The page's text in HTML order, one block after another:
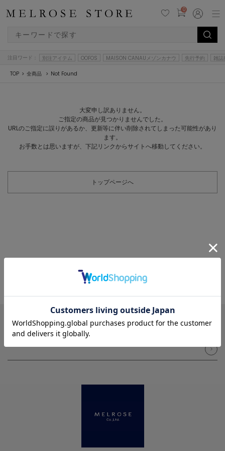
0
注目ワード： 別注アイテム OOFOS MAISON CANAUメゾンカナウ 先行予約 雑誌
TOP 全商品 Not Found
大変申し訳ありません。
ご指定の商品が見つかりませんでした。
URLのご指定に誤りがあるか、更新等に伴い削除されてしまった可能性があり
ます。
お手数とは思いますが、下記リンクからサイトへ移動してください。
トップページへ
NEWSLETTER メルマガ登録